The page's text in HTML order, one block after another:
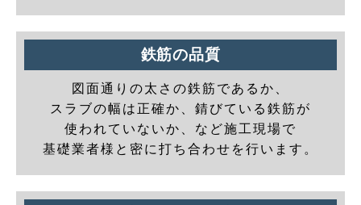
鉄筋の品質
図面通りの太さの鉄筋であるか、
スラブの幅は正確か、錆びている鉄筋が
使われていないか、など施工現場で
基礎業者様と密に打ち合わせを行います。